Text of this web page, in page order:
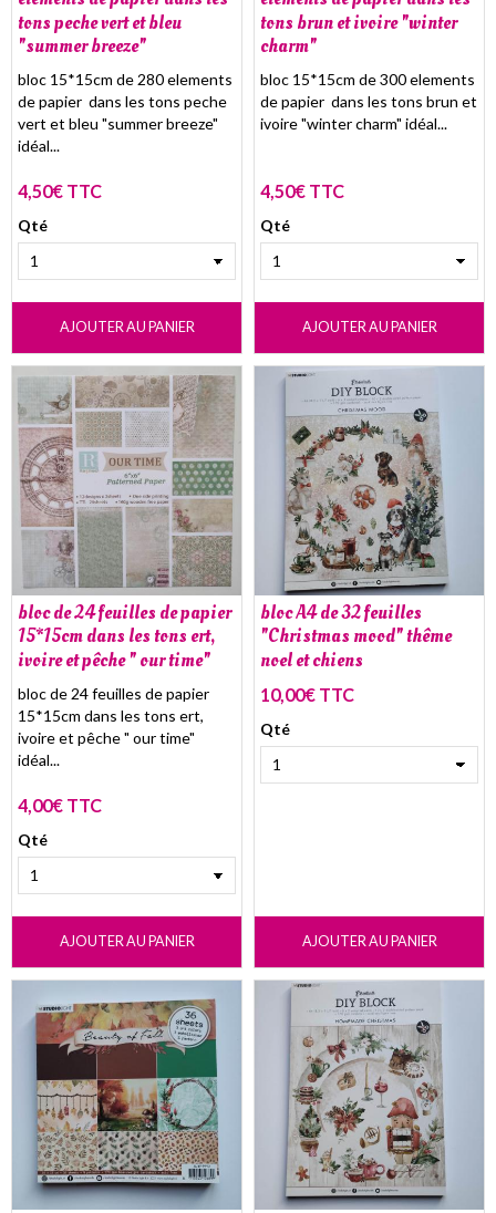
tons peche vert et bleu
"summer breeze"
bloc 15*15cm de 280 elements
de papier dans les tons peche
vert et bleu "summer breeze"
idéal...
4,50€ TTC
Qté
AJOUTER AU PANIER
tons brun et ivoire "winter
charm"
bloc 15*15cm de 300 elements
de papier dans les tons brun et
ivoire "winter charm" idéal...
4,50€ TTC
Qté
AJOUTER AU PANIER
bloc de 24 feuilles de papier
15*15cm dans les tons ert,
ivoire et pêche " our time"
bloc de 24 feuilles de papier
15*15cm dans les tons ert,
ivoire et pêche " our time"
idéal...
4,00€ TTC
Qté
AJOUTER AU PANIER
bloc A4 de 32 feuilles
"Christmas mood" thême
noel et chiens
10,00€ TTC
Qté
AJOUTER AU PANIER